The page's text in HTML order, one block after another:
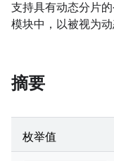
支持具有动态分片
模块中，以被视为动
摘要
枚举值